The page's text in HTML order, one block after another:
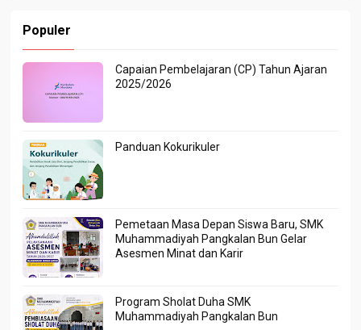
Populer
Capaian Pembelajaran (CP) Tahun Ajaran
2025/2026
Panduan Kokurikuler
Pemetaan Masa Depan Siswa Baru, SMK
Muhammadiyah Pangkalan Bun Gelar
Asesmen Minat dan Karir
Program Sholat Duha SMK
Muhammadiyah Pangkalan Bun